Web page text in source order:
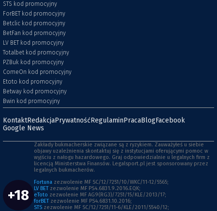
STS kod promocyjny
ForBET kod promocyjny
Betclic kod promocyjny
BetFan kod promocyjny
LV BET kod promocyjny
Totalbet kod promocyjny
PZBuk kod promocyjny
ComeOn kod promocyjny
Etoto kod promocyjny
Betway kod promocyjny
Bwin kod promocyjny
KontaktRedakcjaPrywatnośćRegulaminPracaBlogFacebook
Google News
+18
Zakłady bukmacherskie związane są z ryzykiem. Zauważyłeś u siebie
objawy uzależnienia skontaktuj się z instytucjami oferującymi pomoc w
wyjściu z nałogu hazardowego. Graj odpowiedzialnie u legalnych firm z
licencją Ministerstwa Finansów. Legalsport.pl jest sponsorowany przez
legalnych bukmacherów.
Fortuna zezwolenie MF SC/12/7251/10/WKC/11-12/5565;
LV BET zezwolenie MF PS4.6831.9.2016.EQK;
eToto zezwolenie MF AG9(RG3)/7251/15/KLE/2013/17;
forBET zezwolenie MF PS4.6831.10.2016;
STS zezwolenie MF SC/12/7251/11-6/KLE/2011/5540/12;